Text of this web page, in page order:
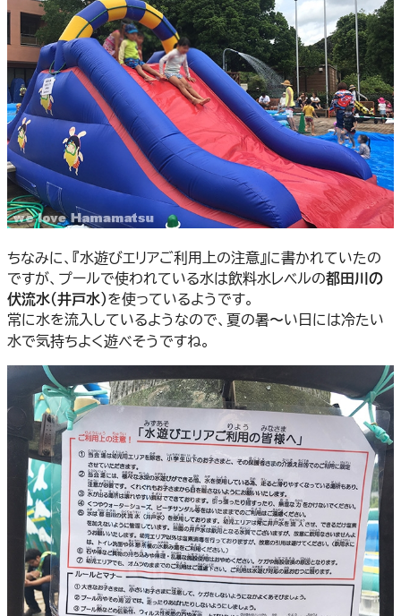
ちなみに、『水遊びエリアご利用上の注意』に書かれていたの
ですが、プールで使われている水は飲料水レベルの都田川の
伏流水（井戸水）を使っているようです。
常に水を流入しているようなので、夏の暑〜い日には冷たい
水で気持ちよく遊べそうですね。